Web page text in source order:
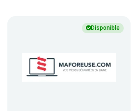
Disponible